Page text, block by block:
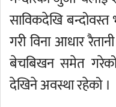
साविकदेखि
गरी विना आधार
बेचबिखन समेत गरेको
देखिने अवस्था रहेको ।